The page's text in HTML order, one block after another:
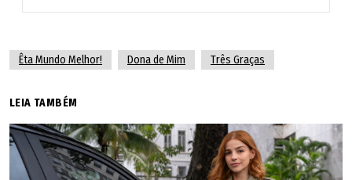
Êta Mundo Melhor! Dona de Mim Três Graças
LEIA TAMBÉM